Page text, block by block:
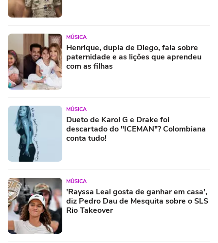
MÚSICA
Henrique, dupla de Diego, fala sobre
paternidade e as lições que aprendeu
com as filhas
MÚSICA
Dueto de Karol G e Drake foi
descartado do "ICEMAN"? Colombiana
conta tudo!
MÚSICA
'Rayssa Leal gosta de ganhar em casa',
diz Pedro Dau de Mesquita sobre o SLS
Rio Takeover